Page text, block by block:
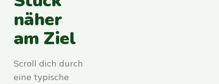
näher
am Ziel
Scroll dich durch
eine typische